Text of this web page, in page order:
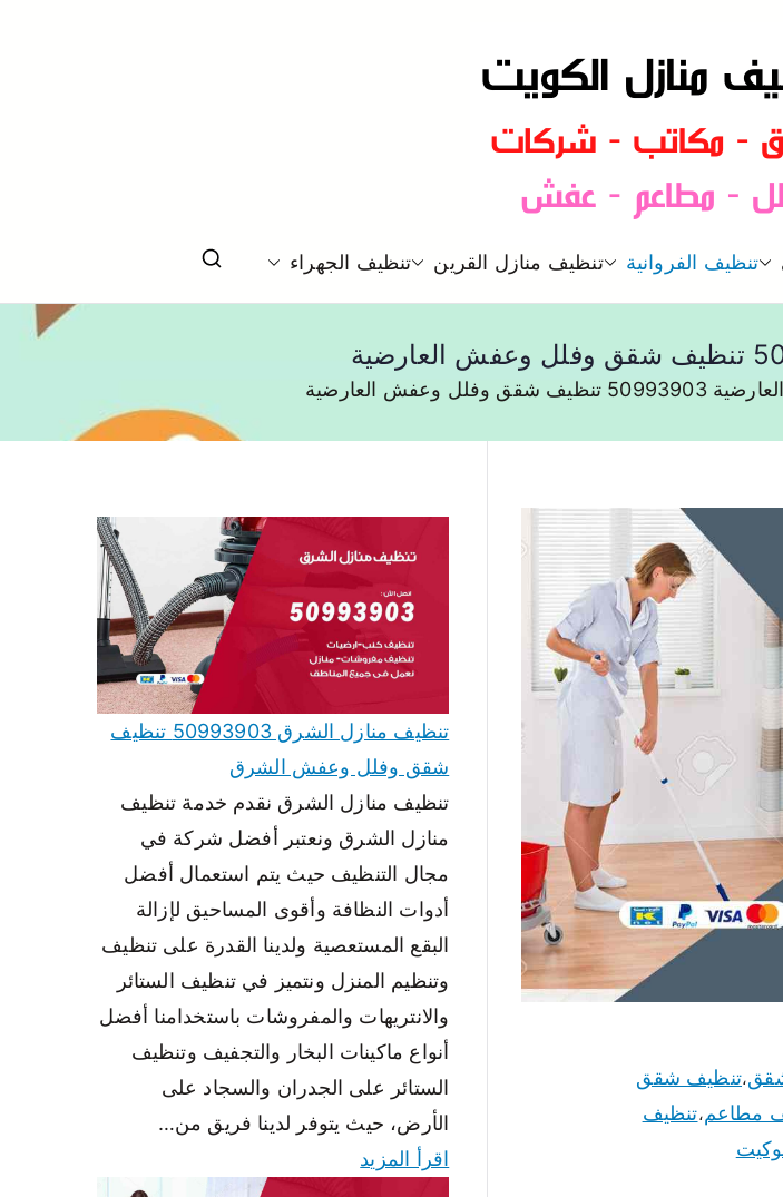
تنظيف منازل
شركة تنظيف منازل و شقق في الكويت
تنظيف الفروانية تنظيف منازل القرين تنظيف الجهراء
وفلل وعفش العارضية
،تنظيف شقق
مطاعم،تنظيف
تنظيف منازل الشرق 50993903 تنظيف
شقق وفلل وعفش الشرق
تنظيف منازل الشرق نقدم خدمة تنظيف
منازل الشرق ونعتبر أفضل شركة في
مجال التنظيف حيث يتم استعمال أفضل
أدوات النظافة وأقوى المساحيق لإزالة
البقع المستعصية ولدينا القدرة على تنظيف
وتنظيم المنزل ونتميز في تنظيف الستائر
والانتريهات والمفروشات باستخدامنا أفضل
أنواع ماكينات البخار والتجفيف وتنظيف
الستائر على الجدران والسجاد على
الأرض، حيث يتوفر لدينا فريق من…
اقرأ المزيد